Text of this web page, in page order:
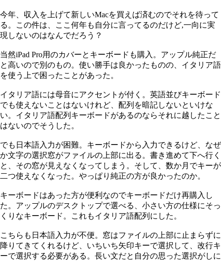
今年、収入を上げて新しいMacを買えば済むのでそれを待って
る。この件は、ここ何年も自分に言ってるのだけど,一向に実
現しないのはなんでだろう？
当然iPad Pro用のカバーとキーボードも購入。アップル純正だ
と高いので別のもの。使い勝手は良かったものの、イタリア語
を使う上で困ったことがあった。
イタリア語には母音にアクセントが付く。英語並びキーボード
でも使えないことはないけれど、配列を暗記しないといけな
い。イタリア語配列キーボードがあるのならそれに越したこと
はないのでそうした。
でも日本語入力が困難。キーボードから入力できるけど、なぜ
か文字の選択窓がファイルの上部に出る。書き進めて下へ行く
と、その窓が見えなくなってしまう。そして、数か月でキーが
二つ使えなくなった。やっぱり純正の方が良かったのか。
キーボードはあった方が便利なのでキーボードだけ再購入し
た。アップルのデスクトップで選べる、小さい方の仕様にそっ
くりなキーボード。これもイタリア語配列にした。
こちらも日本語入力が不便。窓はファイルの上部に止まらずに
降りてきてくれるけど、いちいち矢印キーで選択して、改行キ
ーで選択する必要がある。長い文だと自分の思った選択がしに